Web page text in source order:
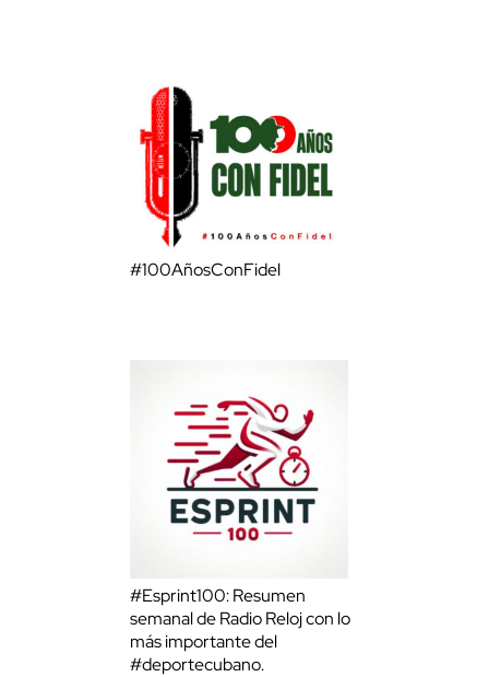
#100AñosConFidel
#Esprint100: Resumen
semanal de Radio Reloj con lo
más importante del
#deportecubano.